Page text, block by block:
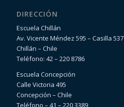
DIRECCIÓN
Escuela Chillán
Av. Vicente Méndez 595 – Casilla 537
Chillán – Chile
Teléfono: 42 – 220 8786
Escuela Concepción
Calle Victoria 495
Concepción – Chile
Teléfono – 41 – 220 3389